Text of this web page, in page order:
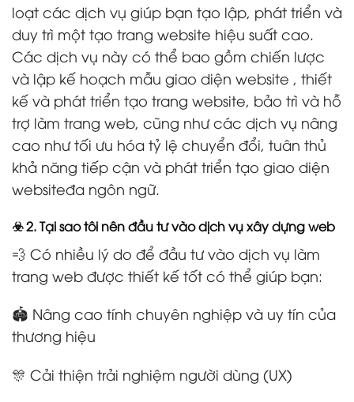
loạt các dịch vụ giúp bạn tạo lập, phát triển và
duy trì một tạo trang website hiệu suất cao.
Các dịch vụ này có thể bao gồm chiến lược
và lập kế hoạch mẫu giao diện website , thiết
kế và phát triển tạo trang website, bảo trì và hỗ
trợ làm trang web, cũng như các dịch vụ nâng
cao như tối ưu hóa tỷ lệ chuyển đổi, tuân thủ
khả năng tiếp cận và phát triển tạo giao diện
websiteđa ngôn ngữ.
☣️ 2. Tại sao tôi nên đầu tư vào dịch vụ xây dựng web
💨 Có nhiều lý do để đầu tư vào dịch vụ làm
trang web được thiết kế tốt có thể giúp bạn:
🏟️ Nâng cao tính chuyên nghiệp và uy tín của
thương hiệu
🎊 Cải thiện trải nghiệm người dùng (UX)